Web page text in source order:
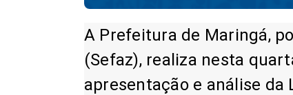
A Prefeitura de Maringá,
(Sefaz), realiza nesta
apresentação e análise da